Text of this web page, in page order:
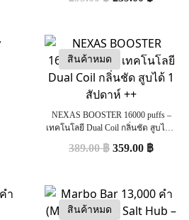
สินค้าหมด
NEXAS BOOSTER 16000 puffs –
เทคโนโลยี Dual Coil กลิ่นชัด สูบได้ 1
389.00฿ 359.00 ฿
สินค้าหมด